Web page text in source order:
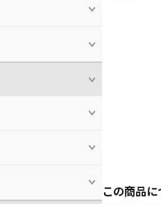
この商品